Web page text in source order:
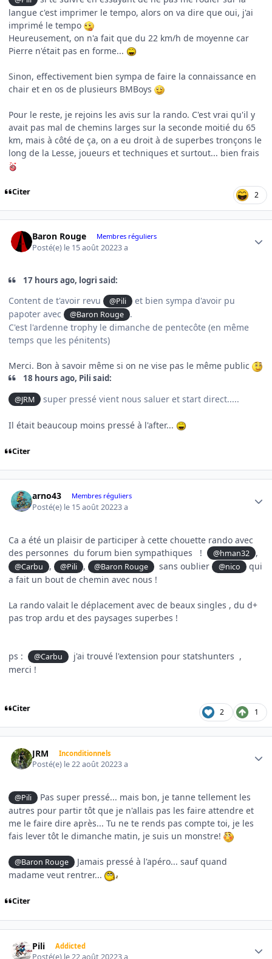
langue c'est imprimer le tempo, alors on va dire que oui, j'ai
imprimé le tempo
Heureusement, on n'a fait que du 22 km/h de moyenne car
Pierre n'était pas en forme...
Sinon, effectivement bien sympa de faire la connaissance en
chair et en os de plusieurs BMBoys
Pour le reste, je rejoins les avis sur la rando. C'est vrai qu'il y
avait pas mal de chemins larges sur la seconde moitié du 65
km, mais à côté de ça, on a eu droit à de superbes tronçons le
long de la Lesse, joueurs et techniques et surtout... bien frais
Citer 2
Baron Rouge Membres réguliers
Posté(e) le 15 août 20223 a
17 hours ago, logri said:
Content de t'avoir revu @Pili
et bien sympa d'avoir pu
papoter avec
@Baron Rouge
.
C'est l'ardenne trophy le dimanche de pentecôte (en même
temps que les pénitents)
Merci. Bon à savoir même si on ne vise pas le même public
18 hours ago, Pili said:
@JRM super pressé vient nous saluer et start direct.....
Il était beaucoup moins pressé à l'after...
Citer
arno43 Membres réguliers
Posté(e) le 15 août 20223 a
Ca a été un plaisir de participer à cette chouette rando avec
des personnes du forum bien sympathiques !
@hman32 ,
@Carbu , @Pili , @Baron Rouge sans oublier @nico
qui
a fait un bout de chemin avec nous !
La rando valait le déplacement avec de beaux singles , du d+
pas trop ardu et des paysages superbes !
ps : @Carbu
j'ai trouvé l'extension pour statshunters ,
merci !
Citer 2 1
JRM Inconditionnels
Posté(e) le 22 août 20223 a
@Pili
Pas super pressé... mais bon, je tanne tellement les
autres pour partir tôt que je n'allais pas les faire attendre et
me le faire dire après... Tu ne te rends pas compte toi, je les
fais lever tôt le dimanche matin, je suis un monstre!
@Baron Rouge
Jamais pressé à l'apéro... sauf quand
madame veut rentrer...
Citer
Pili Addicted